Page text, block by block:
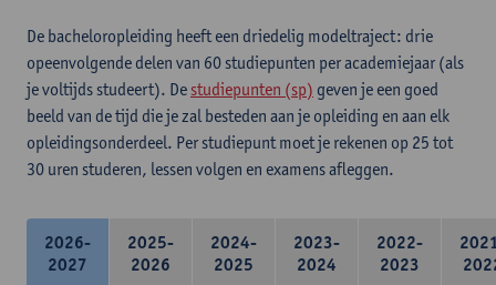
De bacheloropleiding heeft een driedelig modeltraject: drie
opeenvolgende delen van 60 studiepunten per academiejaar (als
je voltijds studeert). De studiepunten (sp) geven je een goed
beeld van de tijd die je zal besteden aan je opleiding en aan elk
opleidingsonderdeel. Per studiepunt moet je rekenen op 25 tot
30 uren studeren, lessen volgen en examens afleggen.
2026-
2027
2025-
2026
2024-
2025
2023-
2024
2022-
2023